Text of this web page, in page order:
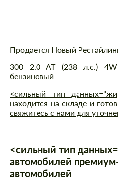
Описание
Продается Новый
300 2.0 AT (238 л.с.)
бензиновый
<сильный тип
находится на складе и
свяжитесь с нами для
<сильный тип
автомобилей
автомобилей